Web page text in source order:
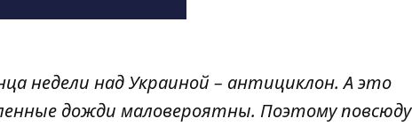
недели над Украиной – антициклон. А это
дожди маловероятны. Поэтому повсюду